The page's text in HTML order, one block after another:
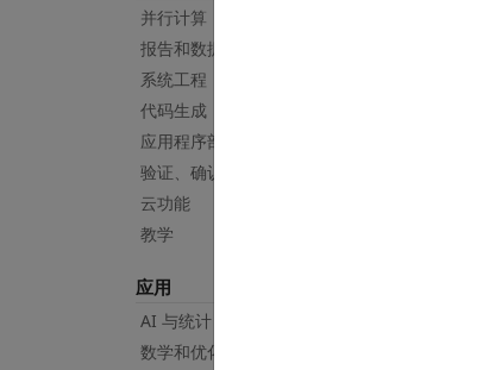
并行计算
报告和数据库访问
系统工程
代码生成
应用程序部署
验证、确认和测试
云功能
教学
应用
AI 与统计
数学和优化